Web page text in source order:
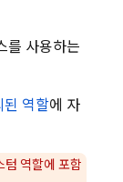
를 사용하는
역할에 자
텀 역할에 포함